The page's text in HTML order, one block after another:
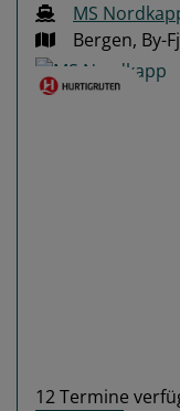
MS
Bergen, By-
12Termine